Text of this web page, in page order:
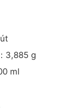
3,885 g
ml